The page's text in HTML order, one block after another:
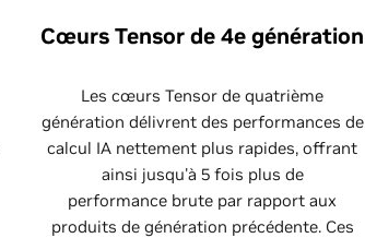
Cœurs Tensor de 4e génération
Les cœurs Tensor de quatrième
génération délivrent des performances de
calcul IA nettement plus rapides, offrant
ainsi jusqu'à 5 fois plus de
performance brute par rapport aux
produits de génération précédente. Ces